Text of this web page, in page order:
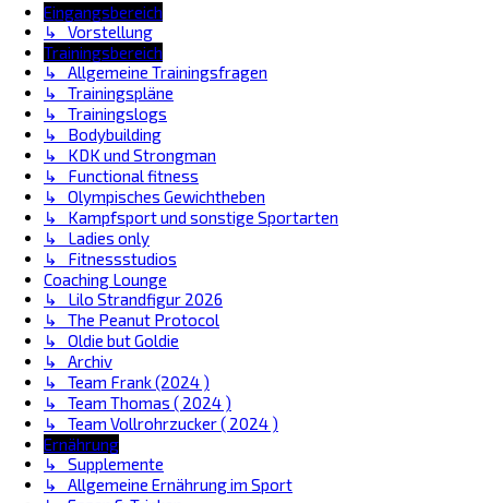
Eingangsbereich
↳ Vorstellung
Trainingsbereich
↳ Allgemeine Trainingsfragen
↳ Trainingspläne
↳ Trainingslogs
↳ Bodybuilding
↳ KDK und Strongman
↳ Functional fitness
↳ Olympisches Gewichtheben
↳ Kampfsport und sonstige Sportarten
↳ Ladies only
↳ Fitnessstudios
Coaching Lounge
↳ Lilo Strandfigur 2026
↳ The Peanut Protocol
↳ Oldie but Goldie
↳ Archiv
↳ Team Frank (2024 )
↳ Team Thomas ( 2024 )
↳ Team Vollrohrzucker ( 2024 )
Ernährung
↳ Supplemente
↳ Allgemeine Ernährung im Sport